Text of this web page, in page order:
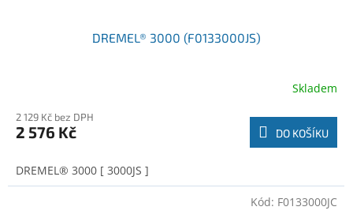
DREMEL® 3000 (F0133000JS)
Skladem
2 129 Kč bez DPH
2 576 Kč DO KOŠÍKU
DREMEL® 3000 [ 3000JS ]
Kód: F0133000JC